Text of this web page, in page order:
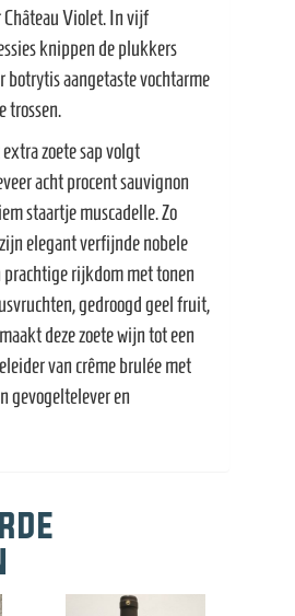
Château Violet. In vijf
knippen de plukkers
botrytis aangetaste vochtarme
trossen.
zoete sap volgt
acht procent sauvignon
staartje muscadelle. Zo
elegant verfijnde nobele
rijkdom met tonen
gedroogd geel fruit,
deze zoete wijn tot een
van crême brulée met
gevogeltelever en